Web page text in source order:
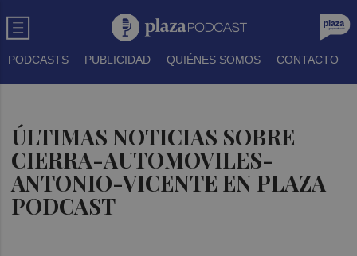
PODCASTS PUBLICIDAD QUIÉNES SOMOS CONTACTO
ÚLTIMAS NOTICIAS SOBRE
CIERRA-AUTOMOVILES-
ANTONIO-VICENTE EN PLAZA
PODCAST